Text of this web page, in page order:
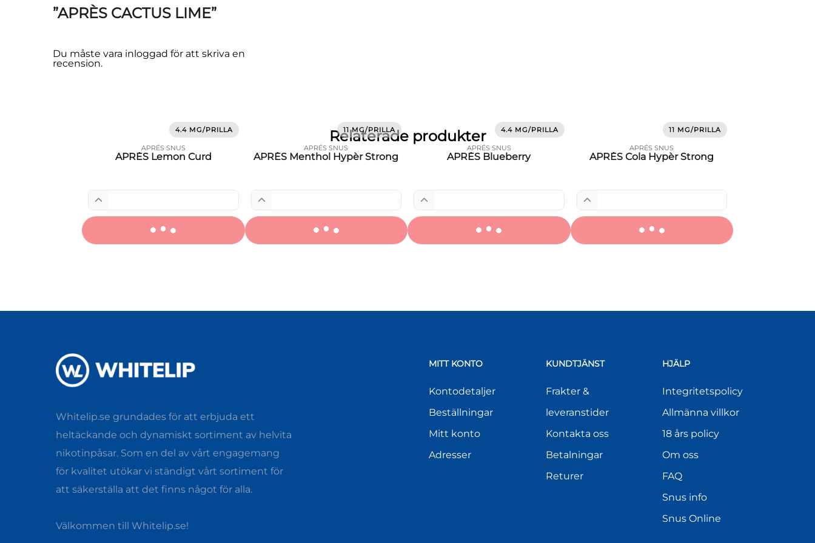
”APRÈS CACTUS LIME”
Du måste vara inloggad för att skriva en
recension.
Relaterade produkter
4.4 MG/PRILLA
APRÉS SNUS
APRÈS Lemon Curd
11 MG/PRILLA
APRÉS SNUS
APRÈS Menthol Hypèr Strong
4.4 MG/PRILLA
APRÉS SNUS
APRÈS Blueberry
11 MG/PRILLA
APRÉS SNUS
APRÈS Cola Hypèr Strong
Whitelip.se grundades för att erbjuda ett
heltäckande och dynamiskt sortiment av helvita
nikotinpåsar. Som en del av vårt engagemang
för kvalitet utökar vi ständigt vårt sortiment för
att säkerställa att det finns något för alla.
Välkommen till Whitelip.se!
MITT KONTO
Kontodetaljer
Beställningar
Mitt konto
Adresser
KUNDTJÄNST
Frakter &
leveranstider
Kontakta oss
Betalningar
Returer
HJÄLP
Integritetspolicy
Allmänna villkor
18 års policy
Om oss
FAQ
Snus info
Snus Online